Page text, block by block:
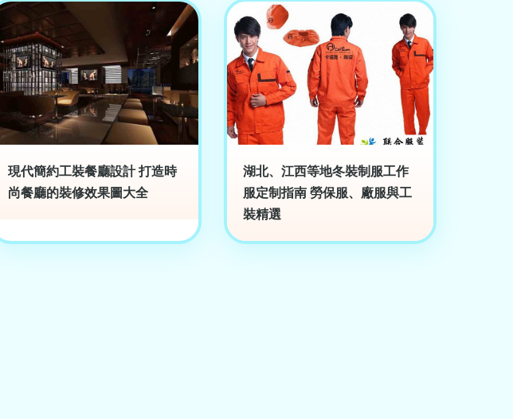
現代簡約工裝餐廳設計 打造時
尚餐廳的裝修效果圖大全
湖北、江西等地冬裝制服工作
服定制指南 勞保服、廠服與工
裝精選